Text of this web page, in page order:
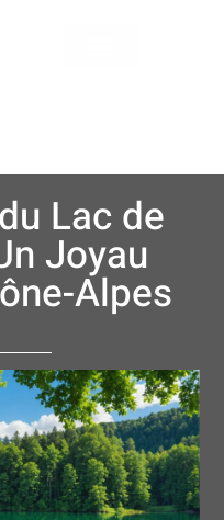
Lac de
Joyau
Alpes